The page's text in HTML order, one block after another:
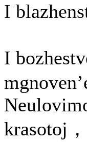
I
I
krasotoj，